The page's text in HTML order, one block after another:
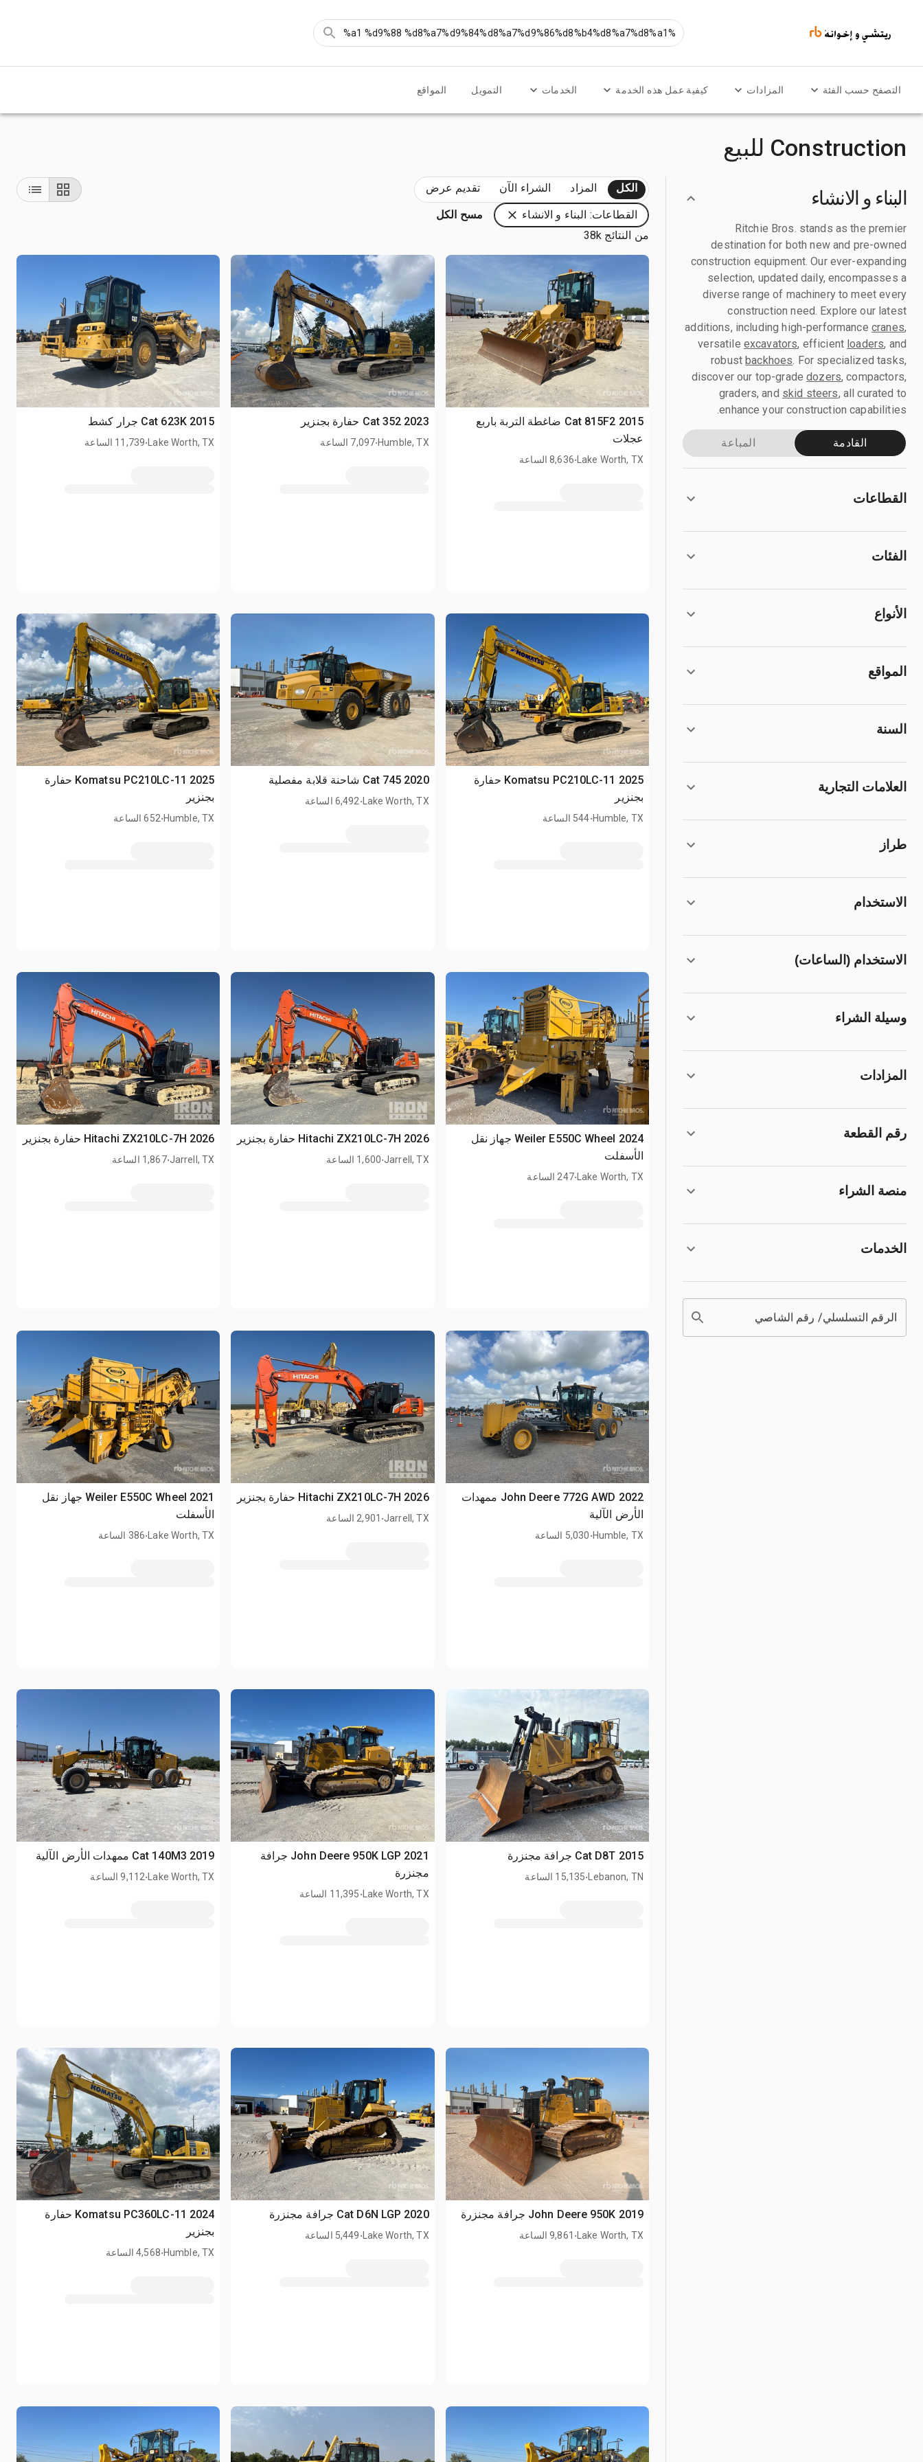
التصفح حسب الفئة المزادات كيفية عمل هذه الخدمة الخدمات التمويل المواقع
Construction للبيع
البناء و الانشاء
Ritchie Bros. stands as the premier
destination for both new and pre-owned
construction equipment. Our ever-expanding
selection, updated daily, encompasses a
diverse range of machinery to meet every
construction need. Explore our latest
additions, including high-performance cranes,
versatile excavators, efficient loaders, and
robustbackhoes. For specialized tasks,
discover our top-gradedozers, compactors,
graders, and skid steers, all curated to
enhance your construction capabilities.
القادمة المباعة
القطاعات
الفئات
الأنواع
المواقع
السنة
العلامات التجارية
طراز
الاستخدام
الاستخدام (الساعات)
وسيلة الشراء
المزادات
رقم القطعة
منصة الشراء
الخدمات
الرقم التسلسلي/ رقم الشاصي
الكل المزاد الشراء الآن تقديم عرض
القطاعات: البناء و الانشاء
مسح الكل
من النتائج 38k
2015 Cat 815F2 ضاغطة التربة باربع
عجلات
Lake Worth, TX
.8,636 الساعة
2023 Cat 352 حفارة بجنزير
Humble, TX
.7,097 الساعة
2015 Cat 623K جرار كشط
Lake Worth, TX
.11,739 الساعة
2025 Komatsu PC210LC-11 حفارة
بجنزير
Humble, TX
.544 الساعة
2020 Cat 745 شاحنة قلابة مفصلية
Lake Worth, TX
.6,492 الساعة
2025 Komatsu PC210LC-11 حفارة
بجنزير
Humble, TX
.652 الساعة
2024 Weiler E550C Wheel جهاز نقل
الأسفلت
Lake Worth, TX
.247 الساعة
2026 Hitachi ZX210LC-7H حفارة بجنزير
Jarrell, TX
.1,600 الساعة
2026 Hitachi ZX210LC-7H حفارة بجنزير
Jarrell, TX
.1,867 الساعة
2022 John Deere 772G AWD ممهدات
الأرض الآلية
Humble, TX
.5,030 الساعة
2026 Hitachi ZX210LC-7H حفارة بجنزير
Jarrell, TX
. 2,901 الساعة
2021 Weiler E550C Wheel جهاز نقل
الأسفلت
Lake Worth, TX
.386 الساعة
2015 Cat D8T جرافة مجنزرة
Lebanon, TN
.15,135 الساعة
2021 John Deere 950K LGP جرافة
مجنزرة
Lake Worth, TX
.11,395 الساعة
2019 Cat 140M3 ممهدات الأرض الآلية
Lake Worth, TX
.9,112 الساعة
2019 John Deere 950K جرافة مجنزرة
Lake Worth, TX
. 9,861 الساعة
2020 Cat D6N LGP جرافة مجنزرة
Lake Worth, TX
.5,449 الساعة
2024 Komatsu PC360LC-11 حفارة
بجنزير
Humble, TX
.4,568 الساعة